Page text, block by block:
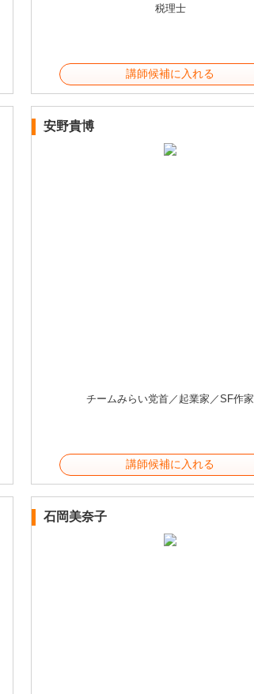
税理士
講師候補に入れる
安野貴博
チームみらい党首／起業家／SF作家
講師候補に入れる
石岡美奈子